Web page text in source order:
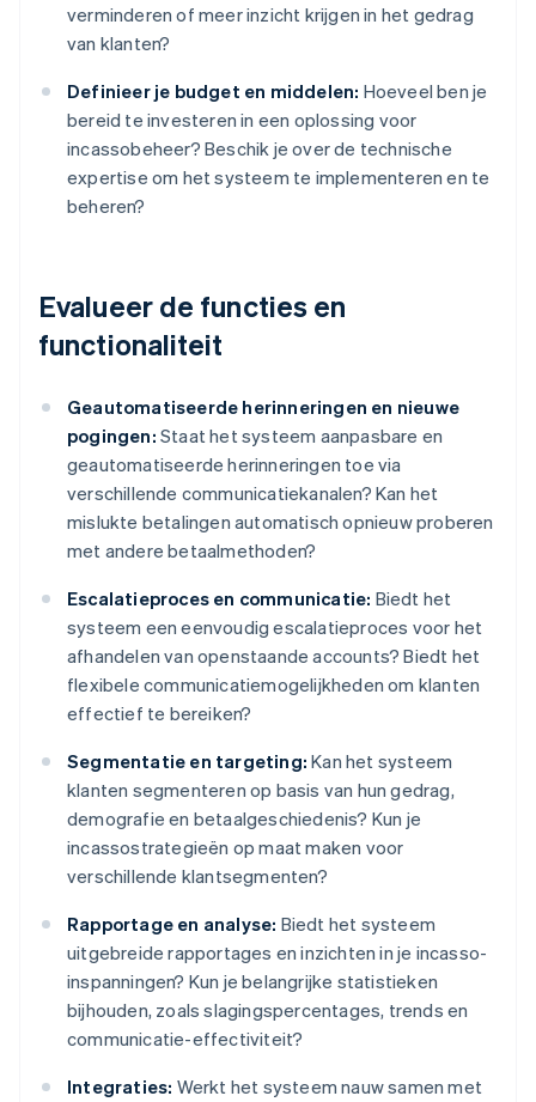
verminderen of meer inzicht krijgen in het gedrag
van klanten?
Definieer je budget en middelen: Hoeveel ben je
bereid te investeren in een oplossing voor
incassobeheer? Beschik je over de technische
expertise om het systeem te implementeren en te
beheren?
Evalueer de functies en
functionaliteit
Geautomatiseerde herinneringen en nieuwe
pogingen: Staat het systeem aanpasbare en
geautomatiseerde herinneringen toe via
verschillende communicatiekanalen? Kan het
mislukte betalingen automatisch opnieuw proberen
met andere betaalmethoden?
Escalatieproces en communicatie: Biedt het
systeem een eenvoudig escalatieproces voor het
afhandelen van openstaande accounts? Biedt het
flexibele communicatiemogelijkheden om klanten
effectief te bereiken?
Segmentatie en targeting: Kan het systeem
klanten segmenteren op basis van hun gedrag,
demografie en betaalgeschiedenis? Kun je
incassostrategieën op maat maken voor
verschillende klantsegmenten?
Rapportage en analyse: Biedt het systeem
uitgebreide rapportages en inzichten in je incasso-
inspanningen? Kun je belangrijke statistieken
bijhouden, zoals slagingspercentages, trends en
communicatie-effectiviteit?
Integraties: Werkt het systeem nauw samen met